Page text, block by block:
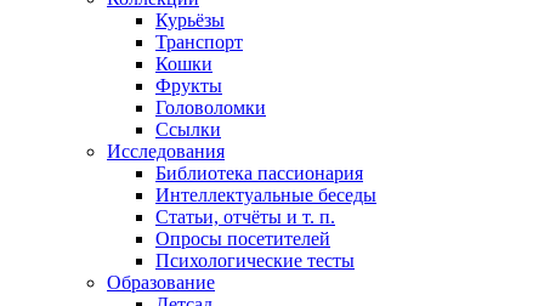
Курьёзы
Транспорт
Кошки
Фрукты
Головоломки
Ссылки
Исследования
Библиотека пассионария
Интеллектуальные беседы
Статьи, отчёты и т. п.
Опросы посетителей
Психологические тесты
Образование